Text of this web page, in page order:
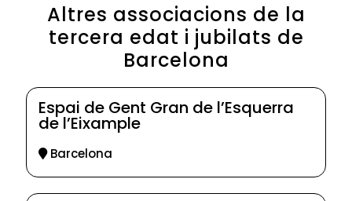
Altres associacions de la
tercera edat i jubilats de
Barcelona
Espai de Gent Gran de l’Esquerra
de l’Eixample
Barcelona